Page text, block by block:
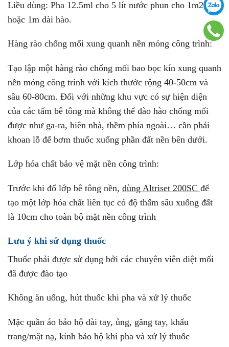
Liều dùng: Pha 12.5ml cho 5 lít nước phun cho 1m2 nền
hoặc 1m dài hào.
Hàng rào chống mối xung quanh nền móng công trình:
Tạo lập một hàng rào chống mối bao bọc kín xung quanh
nền móng công trình với kích thước rộng 40-50cm và
sâu 60-80cm. Đối với những khu vực có sự hiện diện
của các tấm bê tông mà không thể đào hào chống mối
được như ga-ra, hiên nhà, thềm phía ngoài… cần phải
khoan lỗ để bơm thuốc xuống phần đất nền bên dưới.
Lớp hóa chất bảo vệ mặt nền công trình:
Trước khi đổ lớp bê tông nền, dùng Altriset 200SC để
tạo một lớp hóa chất liên tục có độ thấm sâu xuống đất
là 10cm cho toàn bộ mặt nền công trình
Lưu ý khi sử dụng thuốc
Thuốc phải được sử dụng bởi các chuyên viên diệt mối
đã được đào tạo
Không ăn uống, hút thuốc khi pha và xử lý thuốc
Mặc quần áo bảo hộ dài tay, ủng, găng tay, khẩu
trang/mặt nạ, kính bảo hộ khi pha và xử lý thuốc